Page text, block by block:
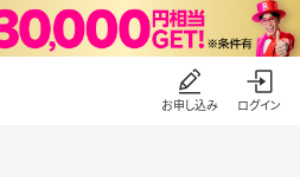
お申し込み ログイン